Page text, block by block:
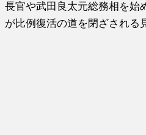
長官や武田良太元総務相を始
が比例復活の道を閉ざされる